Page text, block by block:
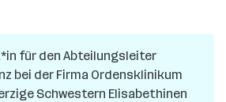
für den Abteilungsleiter
bei der Firma Ordensklinikum
Schwestern Elisabethinen